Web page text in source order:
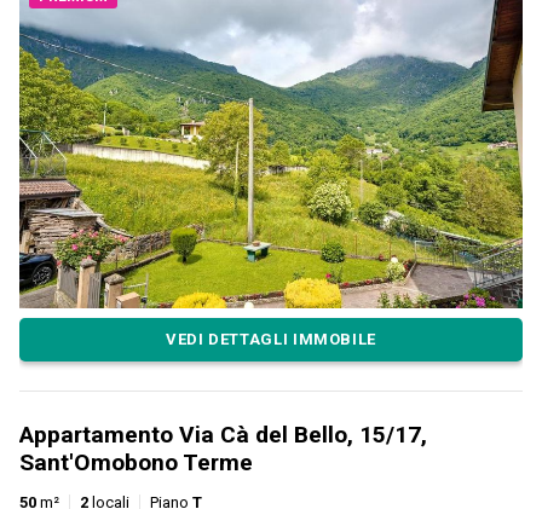
VEDI DETTAGLI IMMOBILE
Appartamento Via Cà del Bello, 15/17,
Sant'Omobono Terme
50 m² 2 locali Piano T